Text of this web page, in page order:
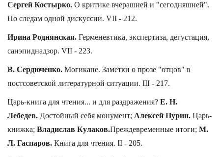
Сергей Костырко. О критике вчерашней и "сегодняшней".
По следам одной дискуссии. VII - 212.
Ирина Роднянская. Герменевтика, экспертиза, дегустация,
санэпиднадзор. VII - 223.
В. Сердюченко. Могикане. Заметки о прозе "отцов" в
постсоветской литературной ситуации. III - 217.
Царь-книга для чтения... и для раздражения? Е. Н.
Лебедев. Достойный себя монумент; Алексей Пурин. Царь-
книжка; Владислав Кулаков.Преждевременные итоги; М.
Л. Гаспаров. Книга для чтения. II - 205.